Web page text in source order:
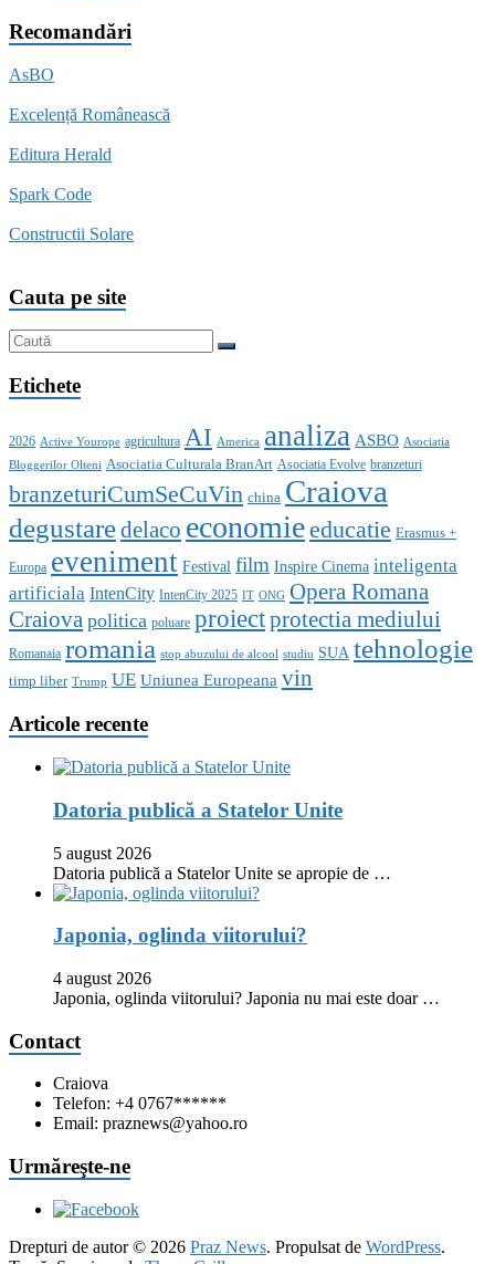
Recomandări
AsBO
Excelență Românească
Editura Herald
Spark Code
Constructii Solare
Cauta pe site
Etichete
2026 Active Yourope agricultura AI America analiza ASBO Asociatia
Bloggerilor Olteni Asociatia Culturala BranArt Asociatia Evolve branzeturi
branzeturiCumSeCuVin china Craiova
degustaredelaco economieeducatie Erasmus +
Europa eveniment Festival film Inspire Cinema inteligenta
artificiala IntenCity IntenCity 2025 IT ONG Opera Romana
Craiova politica poluare proiectprotectia mediului
Romanaia romania stop abuzului de alcool studiu SUA tehnologie
timp liber Trump UE Uniunea Europeana vin
Articole recente
Datoria publică a Statelor Unite
5 august 2026
Datoria publică a Statelor Unite se apropie de …
Japonia, oglinda viitorului?
4 august 2026
Japonia, oglinda viitorului? Japonia nu mai este doar …
Contact
Craiova
Telefon: +4 0767******
Email: praznews@yahoo.ro
Urmăreşte-ne
Drepturi de autor © 2026 Praz News. Propulsat de WordPress.